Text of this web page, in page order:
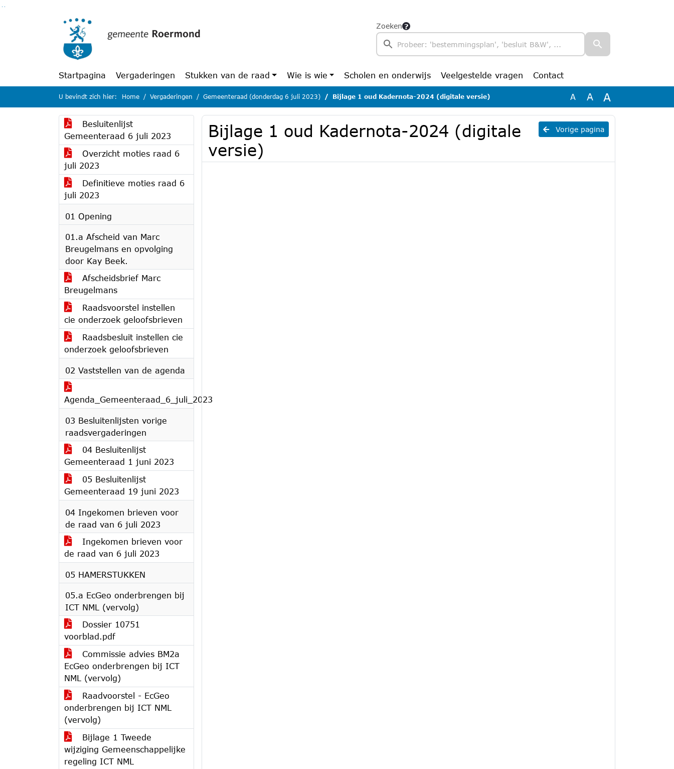
Zoeken
Startpagina Vergaderingen Stukken van de raad Wie is wie Scholen en onderwijs Veelgestelde vragen Contact
U bevindt zich hier: Home Vergaderingen Gemeenteraad (donderdag 6 juli 2023) Bijlage 1 oud Kadernota-2024 (digitale versie) A A A
Besluitenlijst
Gemeenteraad 6 juli 2023
Overzicht moties raad 6
juli 2023
Definitieve moties raad 6
juli 2023
01 Opening
01.a Afscheid van Marc
Breugelmans en opvolging
door Kay Beek.
Afscheidsbrief Marc
Breugelmans
Raadsvoorstel instellen
cie onderzoek geloofsbrieven
Raadsbesluit instellen cie
onderzoek geloofsbrieven
02 Vaststellen van de agenda
Agenda_Gemeenteraad_6_juli_2023
03 Besluitenlijsten vorige
raadsvergaderingen
04 Besluitenlijst
Gemeenteraad 1 juni 2023
05 Besluitenlijst
Gemeenteraad 19 juni 2023
04 Ingekomen brieven voor
de raad van 6 juli 2023
Ingekomen brieven voor
de raad van 6 juli 2023
05 HAMERSTUKKEN
05.a EcGeo onderbrengen bij
ICT NML (vervolg)
Dossier 10751
voorblad.pdf
Commissie advies BM2a
EcGeo onderbrengen bij ICT
NML (vervolg)
Raadvoorstel - EcGeo
onderbrengen bij ICT NML
(vervolg)
Bijlage 1 Tweede
wijziging Gemeenschappelijke
regeling ICT NML
Vorige pagina
Bijlage 1 oud Kadernota-2024 (digitale
versie)